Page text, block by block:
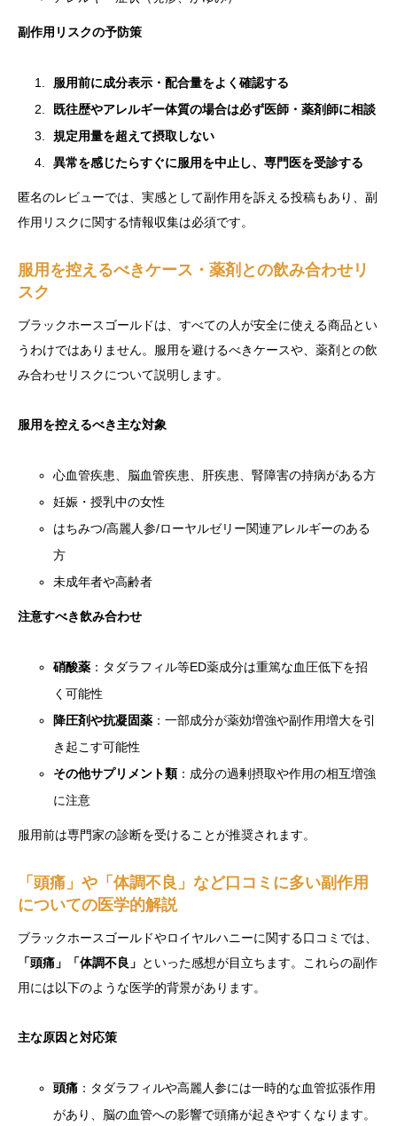
副作用リスクの予防策
服用前に成分表示・配合量をよく確認する
既往歴やアレルギー体質の場合は必ず医師・薬剤師に相談
規定用量を超えて摂取しない
異常を感じたらすぐに服用を中止し、専門医を受診する
匿名のレビューでは、実感として副作用を訴える投稿もあり、副
作用リスクに関する情報収集は必須です。
服用を控えるべきケース・薬剤との飲み合わせリ
スク
ブラックホースゴールドは、すべての人が安全に使える商品とい
うわけではありません。服用を避けるべきケースや、薬剤との飲
み合わせリスクについて説明します。
服用を控えるべき主な対象
心血管疾患、脳血管疾患、肝疾患、腎障害の持病がある方
妊娠・授乳中の女性
はちみつ/高麗人参/ローヤルゼリー関連アレルギーのある
方
未成年者や高齢者
注意すべき飲み合わせ
硝酸薬 ：タダラフィル等ED薬成分は重篤な血圧低下を招
く可能性
降圧剤や抗凝固薬 ：一部成分が薬効増強や副作用増大を引
き起こす可能性
その他サプリメント類 ：成分の過剰摂取や作用の相互増強
に注意
服用前は専門家の診断を受けることが推奨されます。
「頭痛」や「体調不良」など口コミに多い副作用
についての医学的解説
ブラックホースゴールドやロイヤルハニーに関する口コミでは、
「頭痛」「体調不良」 といった感想が目立ちます。これらの副作
用には以下のような医学的背景があります。
主な原因と対応策
頭痛 ：タダラフィルや高麗人参には一時的な血管拡張作用
があり、脳の血管への影響で頭痛が起きやすくなります。